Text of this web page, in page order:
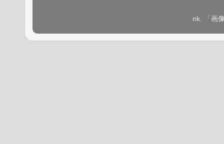
nk. 「画